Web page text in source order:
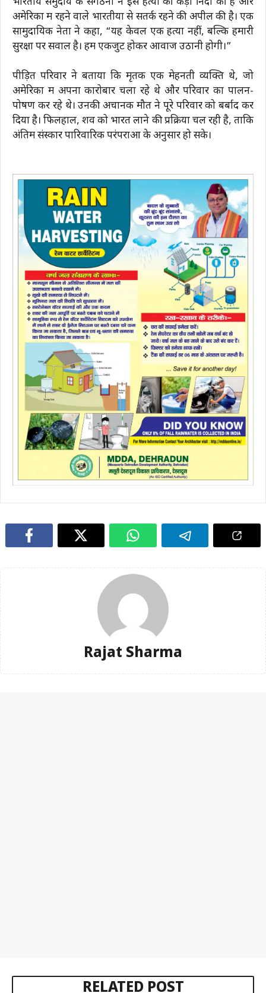
अमेरिका में रहने वाले भारतीयों से सतर्क रहने की अपील की है। एक
सामुदायिक नेता ने कहा, “यह केवल एक हत्या नहीं, बल्कि हमारी
सुरक्षा पर सवाल है। हमें एकजुट होकर आवाज उठानी होगी।”
पीड़ित परिवार ने बताया कि मृतक एक मेहनती व्यक्ति थे, जो
अमेरिका में अपना कारोबार चला रहे थे और परिवार का पालन-
पोषण कर रहे थे। उनकी अचानक मौत ने पूरे परिवार को बर्बाद कर
दिया है। फिलहाल, शव को भारत लाने की प्रक्रिया चल रही है, ताकि
अंतिम संस्कार पारिवारिक परंपराओं के अनुसार हो सके।
Rajat Sharma
RELATED POST